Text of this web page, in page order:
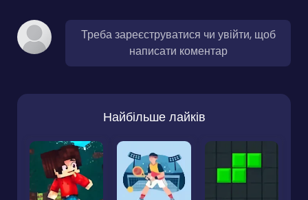
Треба зареєструватися чи увійти, щоб
написати коментар
Найбільше лайків